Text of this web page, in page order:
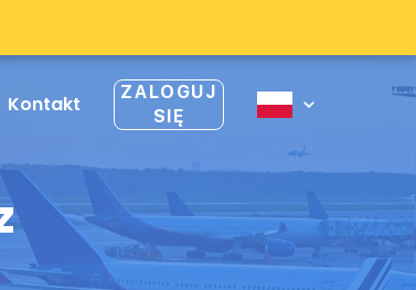
Kontakt
ZALOGUJ
SIĘ